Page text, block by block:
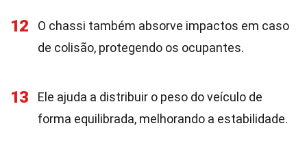
12
O chassi também absorve impactos em caso
de colisão, protegendo os ocupantes.
13
Ele ajuda a distribuir o peso do veículo de
forma equilibrada, melhorando a estabilidade.